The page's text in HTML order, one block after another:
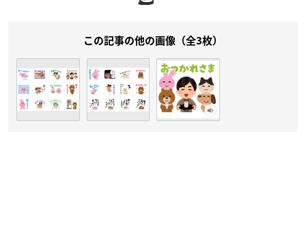
この記事の他の画像（全3枚）